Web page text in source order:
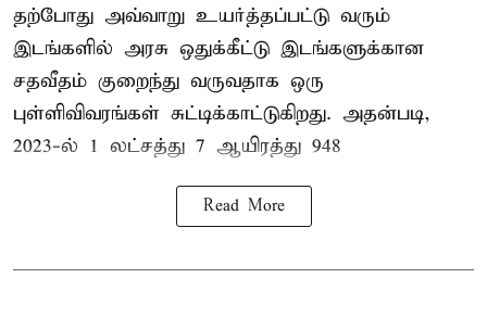
தற்போது அவ்வாறு உயர்த்தப்பட்டு வரும்
இடங்களில் அரசு ஒதுக்கீட்டு இடங்களுக்கான
சதவீதம் குறைந்து வருவதாக ஒரு
புள்ளிவிவரங்கள் சுட்டிக்காட்டுகிறது. அதன்படி,
2023-ல் 1 லட்சத்து 7 ஆயிரத்து 948
Read More